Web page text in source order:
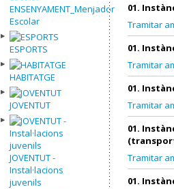
ENSENYAMENT_Menjador
Escolar
ESPORTS
HABITATGE
JOVENTUT
JOVENTUT -
Instal·lacions
juvenils
01.
Tramitar
01.
Tramitar
01.
Tramitar
01.
Tramitar
01.